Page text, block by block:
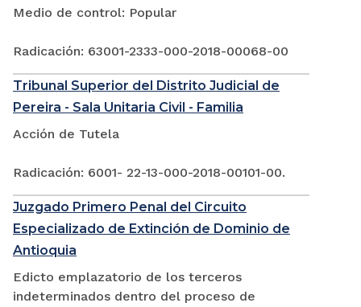
Medio de control: Popular
Radicación: 63001-2333-000-2018-00068-00
Tribunal Superior del Distrito Judicial de
Pereira - Sala Unitaria Civil - Familia
Acción de Tutela
Radicación: 6001- 22-13-000-2018-00101-00.
Juzgado Primero Penal del Circuito
Especializado de Extinción de Dominio de
Antioquia
Edicto emplazatorio de los terceros
indeterminados dentro del proceso de